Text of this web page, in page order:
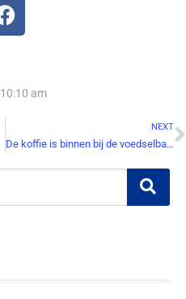
10:10 am
NEXT
De koffie is binnen bij de voedselbank!